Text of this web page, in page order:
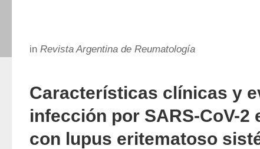
in Revista Argentina de Reumatología
Características clínicas y
infección por SARS-CoV-2
con lupus eritematoso